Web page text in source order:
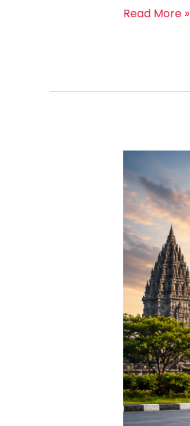
Read More »
TERBARU!
Harga
Agya
Yogyakarta
–
Promo
DP
Ringan
&
Cicilan
Mulai
2
Jutaan